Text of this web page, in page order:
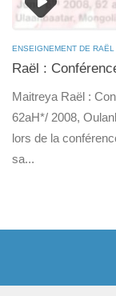
ENSEIGNEMENT DE RAËL
Raël :
Maitreya Raël :
62aH*/ 2008,
lors de la
sa...